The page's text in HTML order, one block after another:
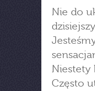
Nie do
Niestety
Często